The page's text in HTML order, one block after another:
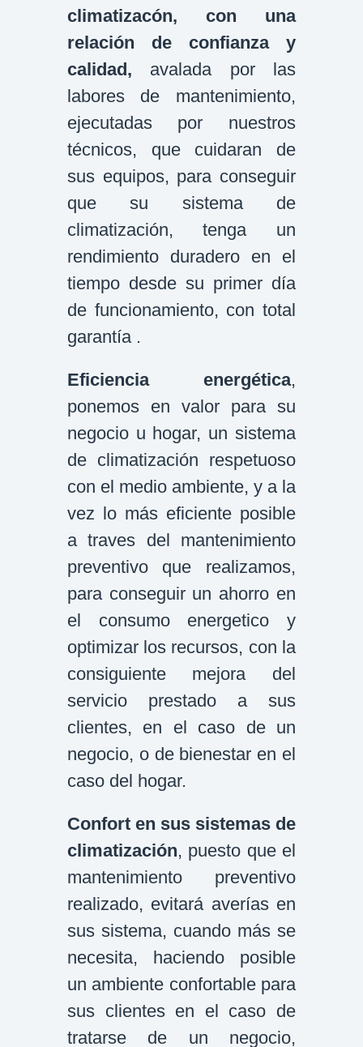
climatizacón, con una
relación de confianza y
calidad, avalada por las
labores de mantenimiento,
ejecutadas por nuestros
técnicos, que cuidaran de
sus equipos, para conseguir
que su sistema de
climatización, tenga un
rendimiento duradero en el
tiempo desde su primer día
de funcionamiento, con total
garantía .
Eficiencia energética,
ponemos en valor para su
negocio u hogar, un sistema
de climatización respetuoso
con el medio ambiente, y a la
vez lo más eficiente posible
a traves del mantenimiento
preventivo que realizamos,
para conseguir un ahorro en
el consumo energetico y
optimizar los recursos, con la
consiguiente mejora del
servicio prestado a sus
clientes, en el caso de un
negocio, o de bienestar en el
caso del hogar.
Confort en sus sistemas de
climatización, puesto que el
mantenimiento preventivo
realizado, evitará averías en
sus sistema, cuando más se
necesita, haciendo posible
un ambiente confortable para
sus clientes en el caso de
tratarse de un negocio,